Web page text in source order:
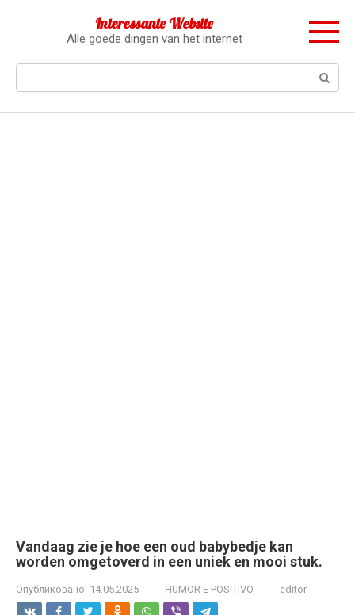
Interessante Website
Alle goede dingen van het internet
Vandaag zie je hoe een oud babybedje kan
worden omgetoverd in een uniek en mooi stuk.
Опубликовано: 14.05.2025 HUMOR E POSITIVO editor